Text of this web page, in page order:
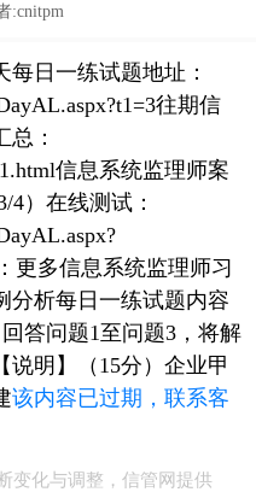
:cnitpm
日一练试题地址：
往期信
：
信息系统监理师案
4）在线测试：
更多信息系统监理师习
分析每日一练试题内容
回答问题1至问题3，将解
明】（15分）企业甲
该内容已过期，联系客
变化与调整，信管网提供